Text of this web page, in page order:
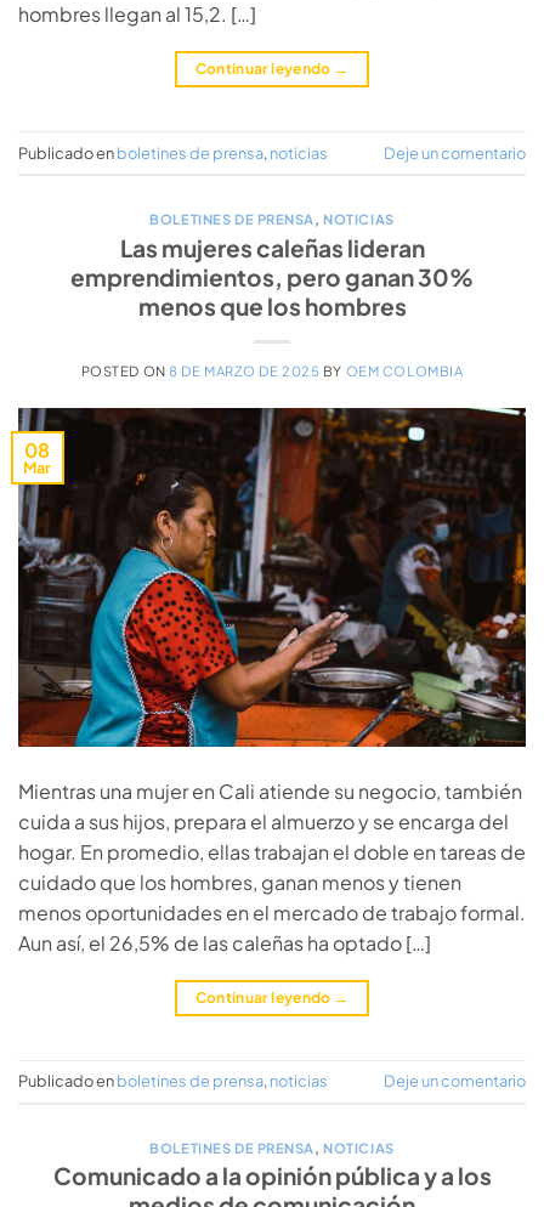
hombres llegan al 15,2. […]
Continuar leyendo →
Publicado enboletines de prensa, noticias Deje un comentario
BOLETINES DE PRENSA,NOTICIAS
Las mujeres caleñas lideran
emprendimientos, pero ganan 30%
menos que los hombres
POSTED ON8 DE MARZO DE 2025 BY OEM COLOMBIA
08
Mar
Mientras una mujer en Cali atiende su negocio, también
cuida a sus hijos, prepara el almuerzo y se encarga del
hogar. En promedio, ellas trabajan el doble en tareas de
cuidado que los hombres, ganan menos y tienen
menos oportunidades en el mercado de trabajo formal.
Aun así, el 26,5% de las caleñas ha optado […]
Continuar leyendo →
Publicado enboletines de prensa, noticias Deje un comentario
BOLETINES DE PRENSA ,NOTICIAS
Comunicado a la opinión pública y a los